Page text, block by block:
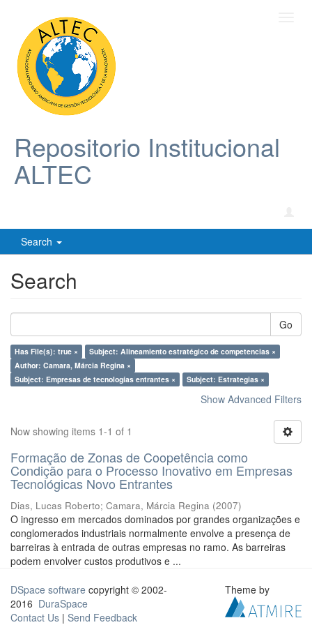
Repositorio Institucional
ALTEC
Search
Search
Go
Has File(s): true ×
Subject: Alineamiento estratégico de competencias ×
Author: Camara, Márcia Regina ×
Subject: Empresas de tecnologías entrantes ×
Subject: Estrategias ×
Show Advanced Filters
Now showing items 1-1 of 1
Formação de Zonas de Coopetência como
Condição para o Processo Inovativo em Empresas
Tecnológicas Novo Entrantes
Dias, Lucas Roberto; Camara, Márcia Regina (2007)
O ingresso em mercados dominados por grandes organizações e
conglomerados industriais normalmente envolve a presença de
barreiras à entrada de outras empresas no ramo. As barreiras
podem envolver custos produtivos e ...
DSpace software copyright © 2002-
2016 DuraSpace
Contact Us | Send Feedback
Theme by